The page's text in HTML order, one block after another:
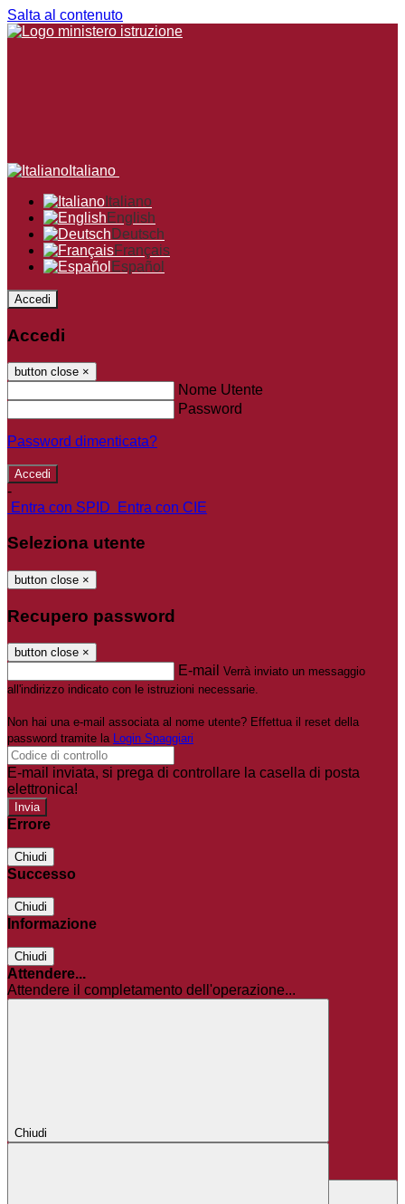
Salta al contenuto
Italiano
Italiano
English
Deutsch
Français
Español
Accedi
Accedi
button close ×
Nome Utente
Password
Password dimenticata?
-
Entra con SPID
Entra con CIE
Seleziona utente
button close ×
Recupero password
button close ×
E-mail Verrà inviato un messaggio
all'indirizzo indicato con le istruzioni necessarie.
Non hai una e-mail associata al nome utente? Effettua il reset della
password tramite la Login Spaggiari
E-mail inviata, si prega di controllare la casella di posta
elettronica!
Errore
Chiudi
Successo
Chiudi
Informazione
Chiudi
Attendere...
Attendere il completamento dell'operazione...
Chiudi